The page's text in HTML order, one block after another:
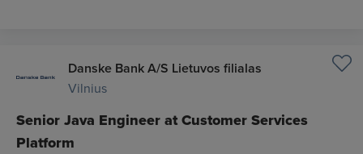
Danske Bank A/S Lietuvos filialas
Vilnius
Senior Java Engineer at Customer Services
Platform